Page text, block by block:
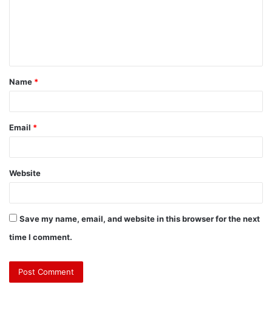
Name *
Email *
Website
Save my name, email, and website in this browser for the next
time I comment.